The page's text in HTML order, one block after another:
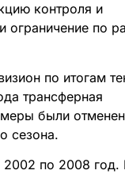
контроля и
ограничение по
по итогам
трансферная
меры были
сезона.
2002 по 2008 год.